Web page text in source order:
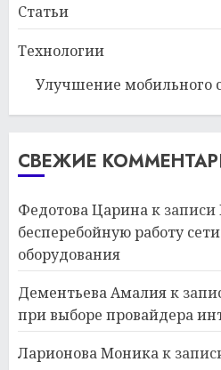
Статьи
Технологии
Улучшение мобильного
СВЕЖИЕ
Федотова Царинак записи
бесперебойную работу
оборудования
Дементьева Амалияк
при выборе провайдера
Ларионова Моникак